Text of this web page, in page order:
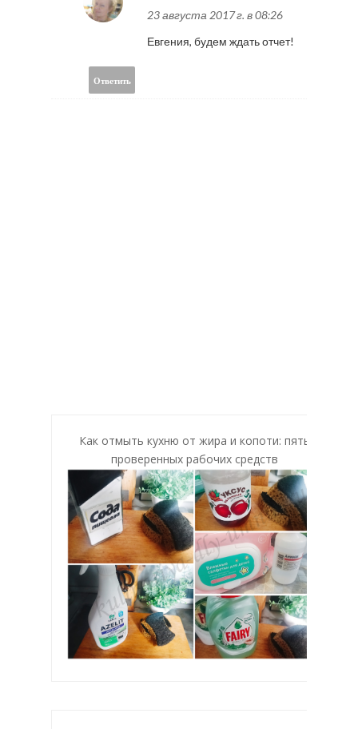
23 августа 2017 г. в 08:26
Евгения, будем ждать отчет!
Ответить
Как отмыть кухню от жира и копоти: пять
проверенных рабочих средств